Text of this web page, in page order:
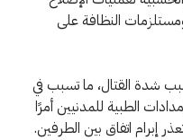
النظافة على
شدة القتال، ما تسبب في
الطبية للمدنيين أمرًا
إبرام اتفاق بين الطرفين.